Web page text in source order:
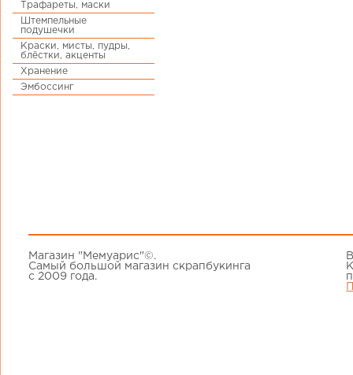
Трафареты, маски
Штемпельные
подушечки
Краски, мисты, пудры,
блёстки, акценты
Хранение
Эмбоссинг
Магазин "Мемуарис"©.
Самый большой магазин скрапбукинга
с 2009 года.